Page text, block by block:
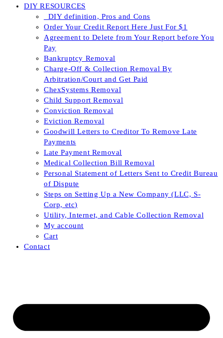
DIY RESOURCES
_DIY definition, Pros and Cons
Order Your Credit Report Here Just For $1
Agreement to Delete from Your Report before You
Pay
Bankruptcy Removal
Charge-Off & Collection Removal By
Arbitration/Court and Get Paid
ChexSystems Removal
Child Support Removal
Conviction Removal
Eviction Removal
Goodwill Letters to Creditor To Remove Late
Payments
Late Payment Removal
Medical Collection Bill Removal
Personal Statement of Letters Sent to Credit Bureau
of Dispute
Steps on Setting Up a New Company (LLC, S-
Corp, etc)
Utility, Internet, and Cable Collection Removal
My account
Cart
Contact